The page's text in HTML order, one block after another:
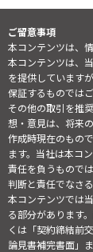
ご留意事項
本コンテンツは、
本コンテンツは、
を提供しています
保証するものでは
その他の取引を推
想・意見は、将来
作成時現在のもの
ます。当社は本コ
責任を負うもので
判断と責任でなさ
本コンテンツでは
る部分があります
くは「契約締結前
論見書補完書面」